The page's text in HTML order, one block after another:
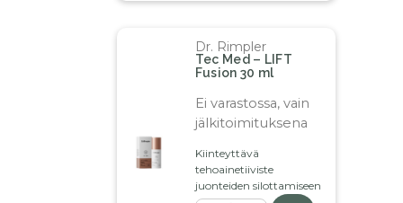
Dr. Rimpler
Tec Med – LIFT
Fusion 30 ml
Ei varastossa, vain
jälkitoimituksena
Kiinteyttävä
tehoainetiiviste
juonteiden silottamiseen